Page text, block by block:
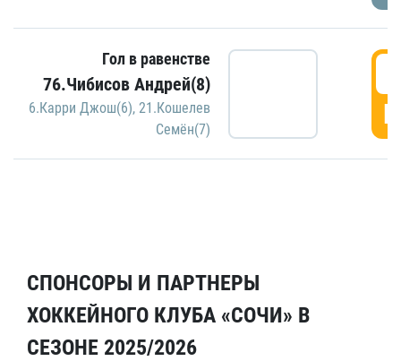
Гол в равенстве
76.Чибисов Андрей(8)
6.Карри Джош(6), 21.Кошелев
Семён(7)
СПОНСОРЫ И ПАРТНЕРЫ
ХОККЕЙНОГО КЛУБА «СОЧИ» В
СЕЗОНЕ 2025/2026